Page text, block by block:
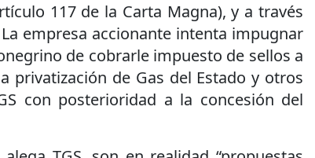
117 de la Carta Magna), y a través
empresa accionante intenta impugnar
de cobrarle impuesto de sellos a
privatización de Gas del Estado y otros
con posterioridad a la concesión del